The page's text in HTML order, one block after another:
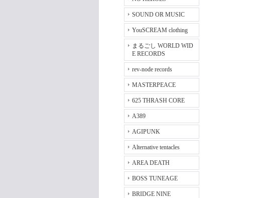
SOUND OR MUSIC
YouSCREAM clothing
まるごし WORLD WID
E RECORDS
rev-node records
MASTERPEACE
625 THRASH CORE
A389
AGIPUNK
Alternative tentacles
AREA DEATH
BOSS TUNEAGE
BRIDGE NINE